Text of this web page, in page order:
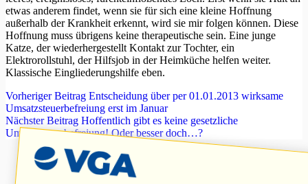
etwas anderem findet, wenn sie für sich eine kleine Hoffnung
außerhalb der Krankheit erkennt, wird sie mir folgen können. Diese
Hoffnung muss übrigens keine therapeutische sein. Eine junge
Katze, der wiederhergestellt Kontakt zur Tochter, ein
Elektrorollstuhl, der Hilfsjob in der Heimküche helfen weiter.
Klassische Eingliederungshilfe eben.
VorherigerBeitrag Entscheidung über per 01.01.2013 wirksame
Umsatzsteuerbefreiung erst im Januar
NächsterBeitrag Hoffentlich gibt es keine gesetzliche
Umsatzsteuerbefreiung! Oder besser doch…?